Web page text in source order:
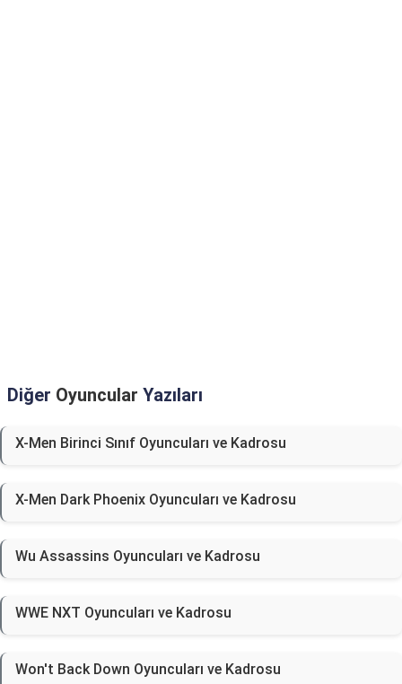
Diğer Oyuncular Yazıları
X-Men Birinci Sınıf Oyuncuları ve Kadrosu
X-Men Dark Phoenix Oyuncuları ve Kadrosu
Wu Assassins Oyuncuları ve Kadrosu
WWE NXT Oyuncuları ve Kadrosu
Won't Back Down Oyuncuları ve Kadrosu